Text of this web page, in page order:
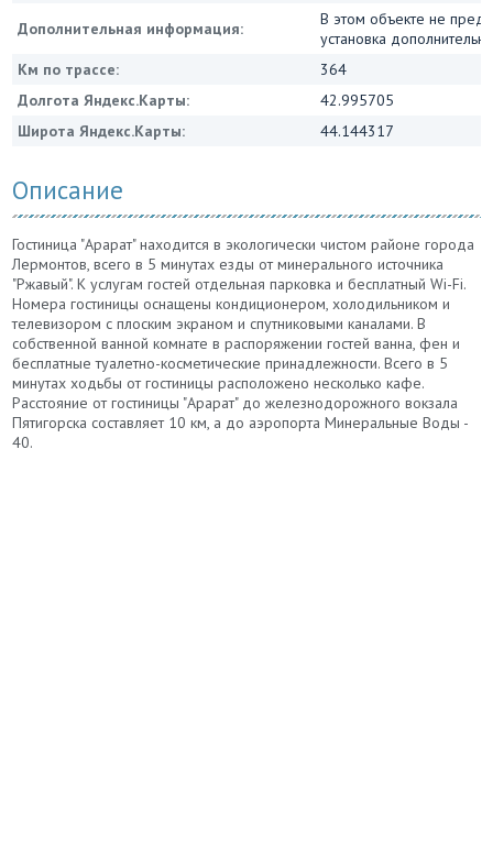
Дополнительная информация:
В этом объекте не
установка
Км по трассе:
364
Долгота Яндекс.Карты:
42.995705
Широта Яндекс.Карты:
44.144317
Описание
Гостиница "Арарат" находится в экологически чистом районе города
Лермонтов, всего в 5 минутах езды от минерального источника
"Ржавый". К услугам гостей отдельная парковка и бесплатный Wi-Fi.
Номера гостиницы оснащены кондиционером, холодильником и
телевизором с плоским экраном и спутниковыми каналами. В
собственной ванной комнате в распоряжении гостей ванна, фен и
бесплатные туалетно-косметические принадлежности. Всего в 5
минутах ходьбы от гостиницы расположено несколько кафе.
Расстояние от гостиницы "Арарат" до железнодорожного вокзала
Пятигорска составляет 10 км, а до аэропорта Минеральные Воды -
40.